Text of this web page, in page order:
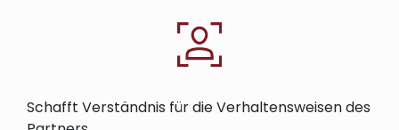
Schafft Verständnis für die Verhaltensweisen des